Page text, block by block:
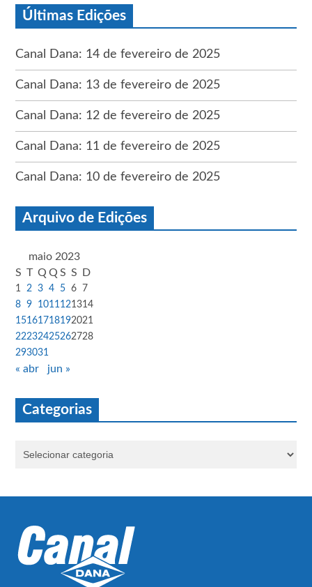
Últimas Edições
Canal Dana: 14 de fevereiro de 2025
Canal Dana: 13 de fevereiro de 2025
Canal Dana: 12 de fevereiro de 2025
Canal Dana: 11 de fevereiro de 2025
Canal Dana: 10 de fevereiro de 2025
Arquivo de Edições
maio 2023
S T Q Q S S D
1 2 3 4 5 6
7
8 9 1011 121314
15161718192021
22232425262728
293031
« abr jun »
Categorias